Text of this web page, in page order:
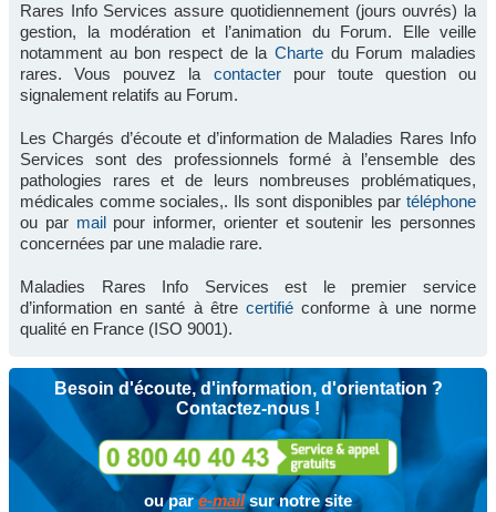
Rares Info Services assure quotidiennement (jours ouvrés) la
gestion, la modération et l’animation du Forum. Elle veille
notamment au bon respect de la Charte du Forum maladies
rares. Vous pouvez la contacterpour toute question ou
signalement relatifs au Forum.
Les Chargés d’écoute et d’information de Maladies Rares Info
Services sont des professionnels formé à l’ensemble des
pathologies rares et de leurs nombreuses problématiques,
médicales comme sociales,. Ils sont disponibles par téléphone
ou par mailpour informer, orienter et soutenir les personnes
concernées par une maladie rare.
Maladies Rares Info Services est le premier service
d’information en santé à êtrecertifié conforme à une norme
qualité en France (ISO 9001).
Besoin d'écoute, d'information, d'orientation ?
Contactez-nous !
ou pare-mailsur notre site